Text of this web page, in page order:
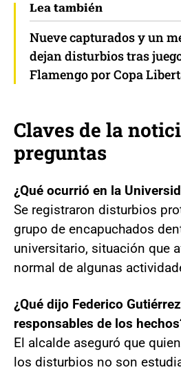
Lea también
Nueve capturados y un
dejan disturbios tras
Flamengo por Copa
Claves de la
preguntas
¿Qué ocurrió en la
Se registraron disturbios
grupo de encapuchados
universitario, situación que
normal de algunas
¿Qué dijo Federico
responsables de los
El alcalde aseguró que
los disturbios no son